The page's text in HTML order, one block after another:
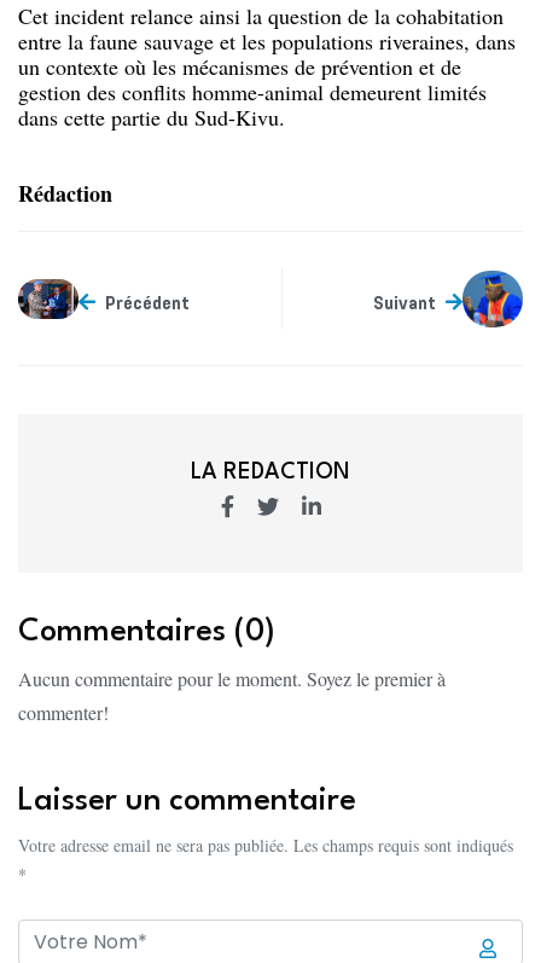
Cet incident relance ainsi la question de la cohabitation
entre la faune sauvage et les populations riveraines, dans
un contexte où les mécanismes de prévention et de
gestion des conflits homme-animal demeurent limités
dans cette partie du Sud-Kivu.
Rédaction
Précédent Suivant
LA REDACTION
Commentaires (0)
Aucun commentaire pour le moment. Soyez le premier à
commenter!
Laisser un commentaire
Votre adresse email ne sera pas publiée. Les champs requis sont indiqués
*